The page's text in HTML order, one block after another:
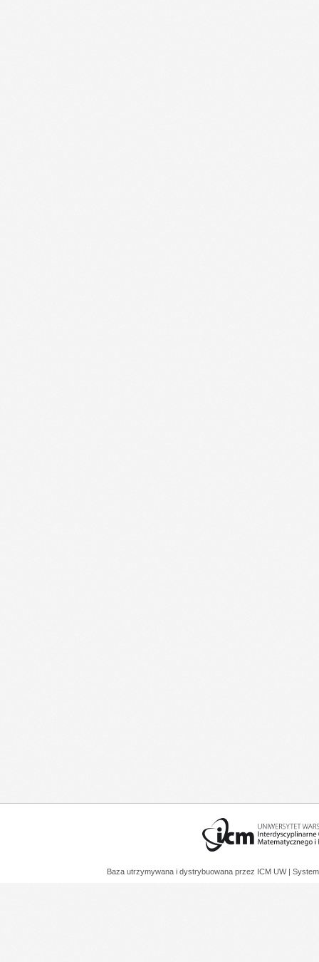
Baza utrzymywana i dystrybuowana przez ICM UW |